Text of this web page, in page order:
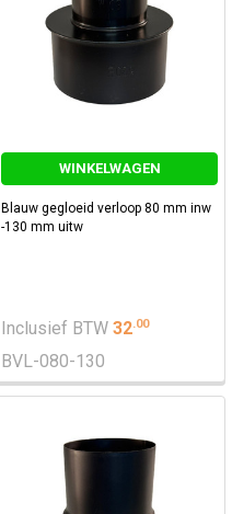
WINKELWAGEN
Blauw gegloeid verloop 80 mm inw
-130 mm uitw
Inclusief BTW 32.00
BVL-080-130